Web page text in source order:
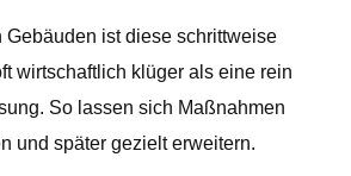
Gebäuden ist diese schrittweise
wirtschaftlich klüger als eine rein
So lassen sich Maßnahmen
und später gezielt erweitern.